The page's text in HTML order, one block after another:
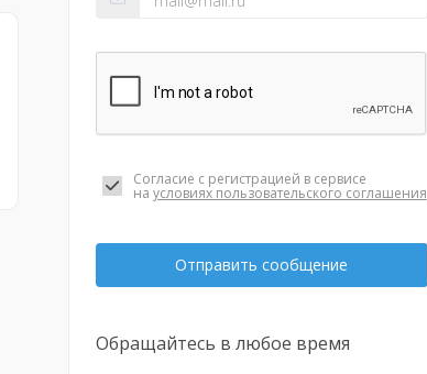
Согласие с регистрацией в сервисе
на условиях пользовательского соглашения
Отправить сообщение
Обращайтесь в любое время